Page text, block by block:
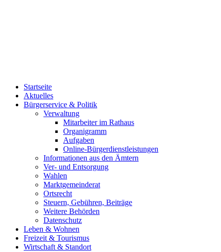
Startseite
Aktuelles
Bürgerservice & Politik
Verwaltung
Mitarbeiter im Rathaus
Organigramm
Aufgaben
Online-Bürgerdienstleistungen
Informationen aus den Ämtern
Ver- und Entsorgung
Wahlen
Marktgemeinderat
Ortsrecht
Steuern, Gebühren, Beiträge
Weitere Behörden
Datenschutz
Leben & Wohnen
Freizeit & Tourismus
Wirtschaft & Standort